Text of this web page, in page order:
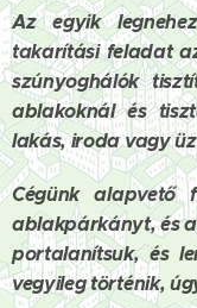
Az egyik
takarítási feladat
szúnyoghálók
ablakoknál és
lakás, iroda vagy
Cégünk
ablakpárkányt, és
portalanítsuk, és
vegyileg történik,